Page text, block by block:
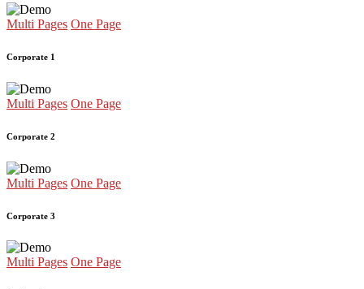
Multi Pages One Page
Corporate 1
Multi Pages One Page
Corporate 2
Multi Pages One Page
Corporate 3
Multi Pages One Page